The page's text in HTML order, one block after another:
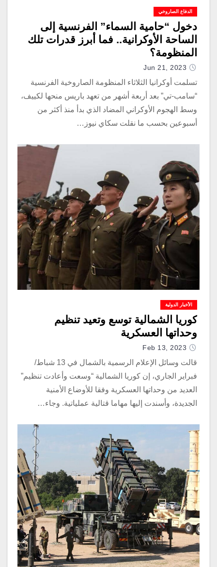
الدفاع الصاروخي
دخول “حامية السماء” الفرنسية إلى
الساحة الأوكرانية.. فما أبرز قدرات تلك
المنظومة؟
Jun 21, 2023
تسلمت أوكرانيا الثلاثاء المنظومة الصاروخية الفرنسية
“سامب-تي” بعد أربعة أشهر من تعهد باريس منحها لكييف،
وسط الهجوم الأوكراني المضاد الذي بدأ منذ أكثر من
أسبوعين بحسب ما نقلت سكاي نيوز…
الأخبار الدولية
كوريا الشمالية توسع وتعيد تنظيم
وحداتها العسكرية
Feb 13, 2023
قالت وسائل الإعلام الرسمية بالشمال في 13 شباط/
فبراير الجاري، إن كوريا الشمالية “وسعت وأعادت تنظيم”
العديد من وحداتها العسكرية وفقا للأوضاع الأمنية
الجديدة، وأسندت إليها مهاما قتالية عملياتية. وجاء…